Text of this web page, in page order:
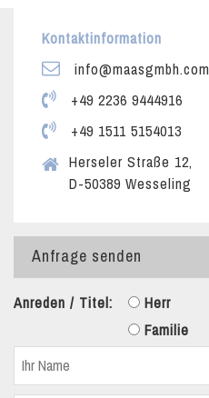
Kontaktinformation
info@maasgmbh.com
+49 2236 9444916
+49 1511 5154013
Herseler Straße 12,
D-50389 Wesseling
Anfrage senden
Anreden / Titel: Herr
Familie